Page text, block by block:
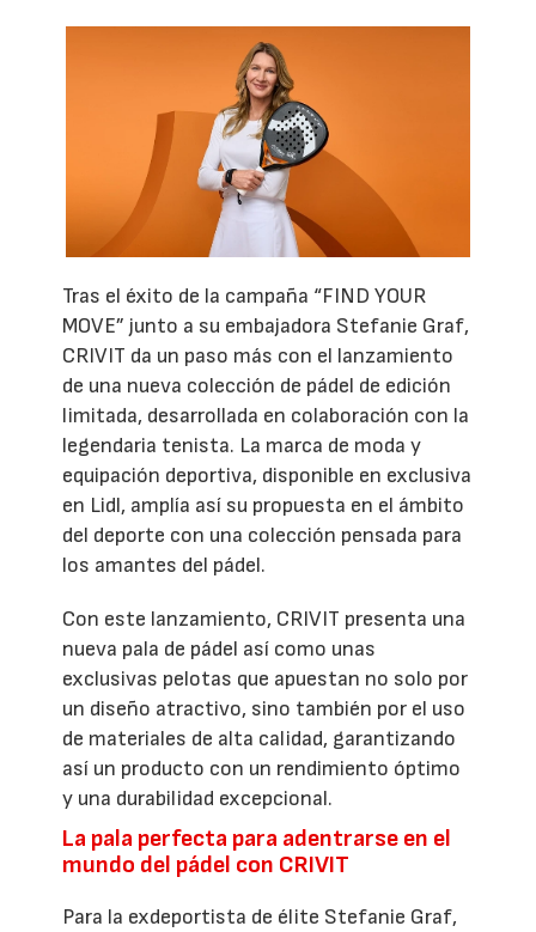
Tras el éxito de la campaña “FIND YOUR
MOVE” junto a su embajadora Stefanie Graf,
CRIVIT da un paso más con el lanzamiento
de una nueva colección de pádel de edición
limitada, desarrollada en colaboración con la
legendaria tenista. La marca de moda y
equipación deportiva, disponible en exclusiva
en Lidl, amplía así su propuesta en el ámbito
del deporte con una colección pensada para
los amantes del pádel.
Con este lanzamiento, CRIVIT presenta una
nueva pala de pádel así como unas
exclusivas pelotas que apuestan no solo por
un diseño atractivo, sino también por el uso
de materiales de alta calidad, garantizando
así un producto con un rendimiento óptimo
y una durabilidad excepcional.
La pala perfecta para adentrarse en el
mundo del pádel con CRIVIT
Para la exdeportista de élite Stefanie Graf,